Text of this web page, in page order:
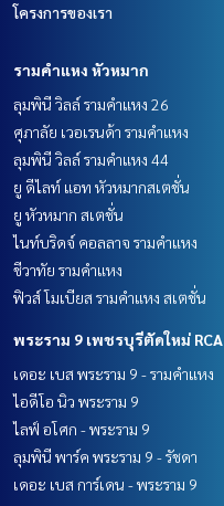
โครงการของเรา
รามคำแหง หัวหมาก
ลุมพินี วิลล์ รามคำแหง 26
ศุภาลัย เวอเรนด้า รามคำแหง
ลุมพินี วิลล์ รามคำแหง 44
ยู ดีไลท์ แอท หัวหมากสเตชั่น
ยู หัวหมาก สเตชั่น
ไนท์บริดจ์ คอลลาจ รามคำแหง
ชีวาทัย รามคำแหง
ฟิวส์ โมเบียส รามคำแหง สเตชั่น
พระราม 9 เพชรบุรีตัดใหม่ RCA
เดอะ เบส พระราม 9 - รามคำแหง
ไอดีโอ นิว พระราม 9
ไลฟ์ อโศก - พระราม 9
ลุมพินี พาร์ค พระราม 9 - รัชดา
เดอะ เบส การ์เดน - พระราม 9